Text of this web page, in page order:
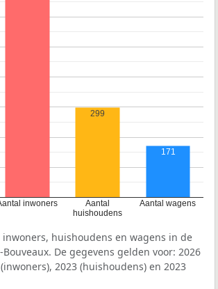
inwoners
Aantal
huishoudens
Aantal wagens
299
171
huishoudens en wagens in de
De gegevens gelden voor: 2026
2023 (huishoudens) en 2023